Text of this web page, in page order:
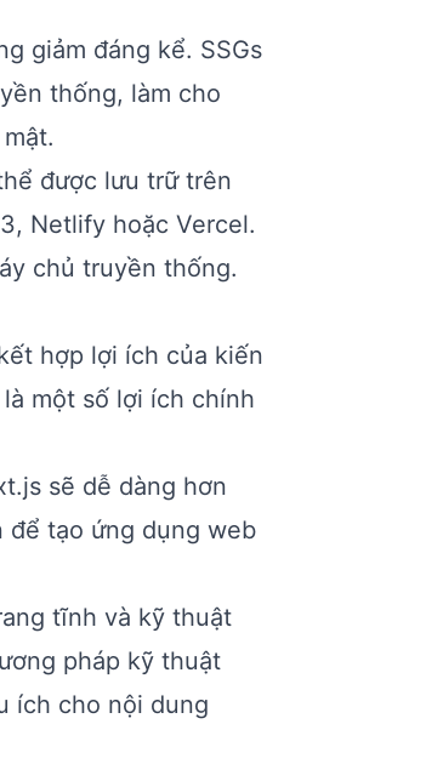
giảm đáng kể. SSGs
thống, làm cho
được lưu trữ trên
Netlify hoặc Vercel.
chủ truyền thống.
hợp lợi ích của kiến
một số lợi ích chính
sẽ dễ dàng hơn
để tạo ứng dụng web
tĩnh và kỹ thuật
pháp kỹ thuật
ích cho nội dung